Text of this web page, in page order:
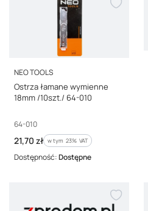
PRODUCENT
NEO TOOLS
Ostrza łamane wymienne
18mm /10szt./ 64-010
Kod producenta
64-010
Cena brutto
21,70 zł w tym %s VAT
w tym 23% VAT
Dostępność:Dostępne